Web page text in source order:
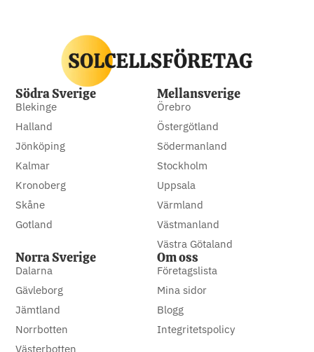
Södra Sverige
Blekinge
Halland
Jönköping
Kalmar
Kronoberg
Skåne
Gotland
Mellansverige
Örebro
Östergötland
Södermanland
Stockholm
Uppsala
Värmland
Västmanland
Västra Götaland
Norra Sverige
Dalarna
Gävleborg
Jämtland
Norrbotten
Västerbotten
Om oss
Företagslista
Mina sidor
Blogg
Integritetspolicy